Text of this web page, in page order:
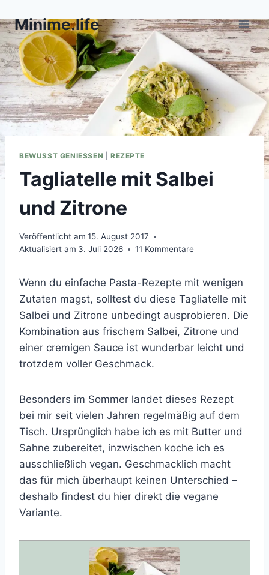
Inhalt
springen
Minime.life
BEWUSST GENIESSEN REZEPTE
Tagliatelle mit Salbei
und Zitrone
Veröffentlicht am 15. August 2017
Aktualisiert am 3. Juli 2026 11 Kommentare
Wenn du einfache Pasta-Rezepte mit wenigen
Zutaten magst, solltest du diese Tagliatelle mit
Salbei und Zitrone unbedingt ausprobieren. Die
Kombination aus frischem Salbei, Zitrone und
einer cremigen Sauce ist wunderbar leicht und
trotzdem voller Geschmack.
Besonders im Sommer landet dieses Rezept
bei mir seit vielen Jahren regelmäßig auf dem
Tisch. Ursprünglich habe ich es mit Butter und
Sahne zubereitet, inzwischen koche ich es
ausschließlich vegan. Geschmacklich macht
das für mich überhaupt keinen Unterschied –
deshalb findest du hier direkt die vegane
Variante.